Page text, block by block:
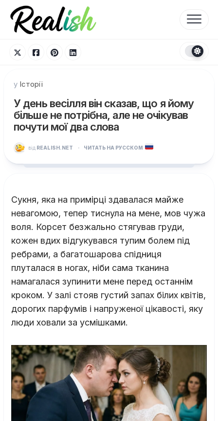
Перейти
вмісту
у Історії
У день весілля він сказав, що я йому
більше не потрібна, але не очікував
почути мої два слова
від REALISH.NET · ЧИТАТЬ НА РУССКОМ
Сукня, яка на примірці здавалася майже
невагомою, тепер тиснула на мене, мов чужа
воля. Корсет безжально стягував груди,
кожен вдих відгукувався тупим болем під
ребрами, а багатошарова спідниця
плуталася в ногах, ніби сама тканина
намагалася зупинити мене перед останнім
кроком. У залі стояв густий запах білих квітів,
дорогих парфумів і напруженої цікавості, яку
люди ховали за усмішками.